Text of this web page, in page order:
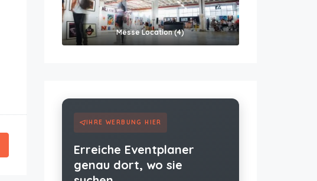
Messe Location (4)
IHRE WERBUNG HIER
Erreiche Eventplaner
genau dort, wo sie